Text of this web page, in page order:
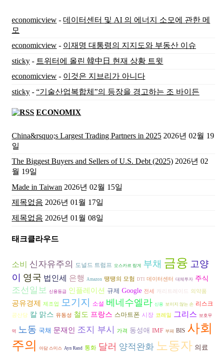
economicview - 데이터센터 및 AI 의 에너지 소모에 관한 메
모
economicview - 이재명 대통령의 지지도와 부동산 이슈
sticky - 트위터에 올린 韓中日 현재 상황 트윗
economicview - 이것은 지브리가 아니다
sticky - “기술산업복합체”의 등장을 경고하는 조 바이든
ECONOMIX
China&rsquo;s Largest Trading Partners in 2025 2026년 02월 19
일
The Biggest Buyers and Sellers of U.S. Debt (2025) 2026년 02
월 19일
Made in Taiwan 2026년 02월 15일
제목없음 2026년 01월 17일
제목없음 2026년 01월 08일
태크클라우드
소비 신자유주의 도널드 트럼프 오스카르 랑게 부채 금융 고양
이
영국 법인세 은행 Amazon 땡땡의 모험 DTI 데이터센터 대체투자 주식
조선일보 신용등급 인플레이션 규제 Google 전세 캐리트레이드 의약품
공유경제 제조업 모기지 소설 베네수엘라 신용 보이지 않는 손 리스크
공산당 칼 맑스 유동성 철도 프랑스 스마트폰 시장 코레일 그리스 보호무
역 노동 국채 문재인 조지 부시 가격 동성애 IMF 부패 BIS 사회
주의
아담 스미스 Ayn Rand 통화 달러 양적완화 노동자 의료